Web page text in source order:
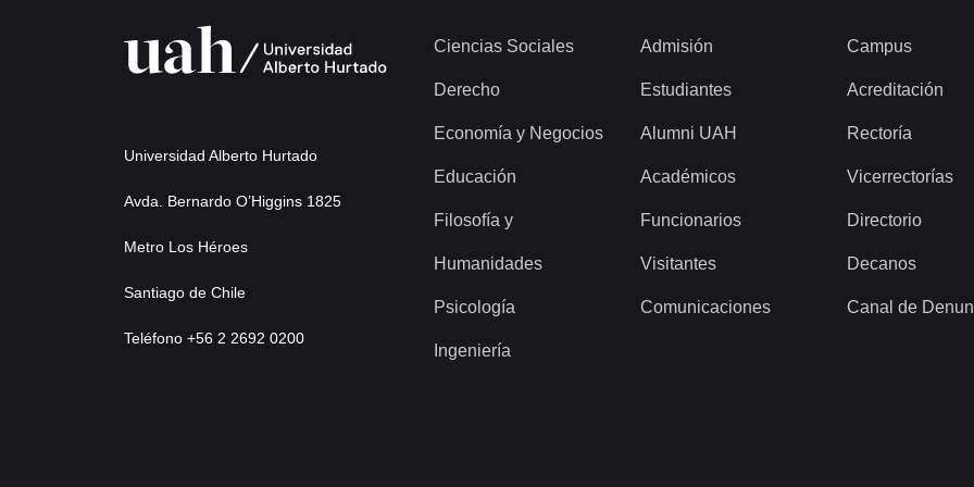
Universidad Alberto Hurtado
Avda. Bernardo O’Higgins 1825
Metro Los Héroes
Santiago de Chile
Teléfono +56 2 2692 0200
Ciencias Sociales
Derecho
Economía y Negocios
Educación
Filosofía y
Humanidades
Psicología
Ingeniería
Admisión
Estudiantes
Alumni UAH
Académicos
Funcionarios
Visitantes
Comunicaciones
Campus
Acreditación
Rectoría
Vicerrectorías
Directorio
Decanos
Canal de